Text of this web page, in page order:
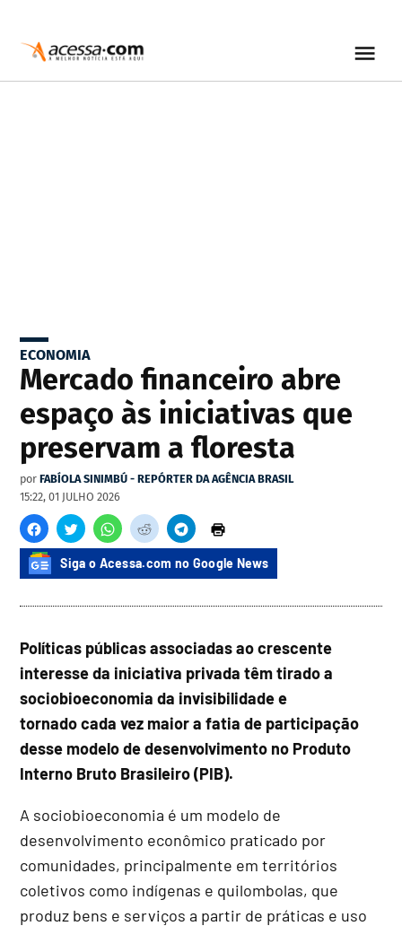
ECONOMIA
Mercado financeiro abre
espaço às iniciativas que
preservam a floresta
por FABÍOLA SINIMBÚ - REPÓRTER DA AGÊNCIA BRASIL
15:22, 01 JULHO 2026
Siga o Acessa.com no Google News
Políticas públicas associadas ao crescente
interesse da iniciativa privada têm tirado a
sociobioeconomia da invisibilidade e
tornado cada vez maior a fatia de participação
desse modelo de desenvolvimento no Produto
Interno Bruto Brasileiro (PIB).
A sociobioeconomia é um modelo de
desenvolvimento econômico praticado por
comunidades, principalmente em territórios
coletivos como indígenas e quilombolas, que
produz bens e serviços a partir de práticas e uso